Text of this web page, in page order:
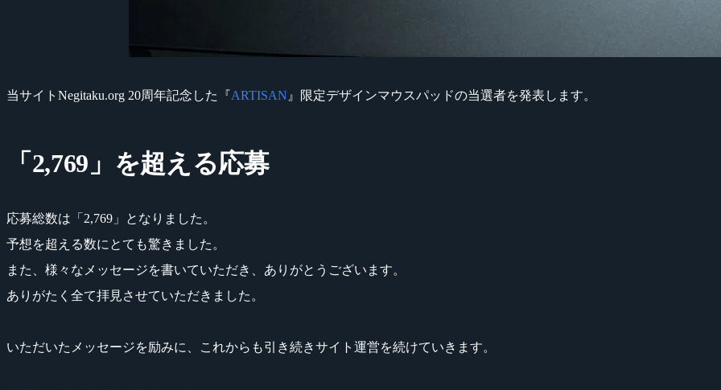
当サイトNegitaku.org 20周年記念した『ARTISAN 』限定デザインマウスパッドの当選者を発表します。
「2,769」を超える応募
応募総数は「2,769」となりました。
予想を超える数にとても驚きました。
また、様々なメッセージを書いていただき、ありがとうございます。
ありがたく全て拝見させていただきました。
いただいたメッセージを励みに、これからも引き続きサイト運営を続けていきます。